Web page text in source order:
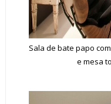
Sala de bate papo
e mesa